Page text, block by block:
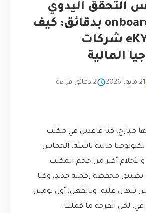
التحقق اليدوي
إلى onboarding بدقائق: كيف
أنقذت eKYC شركات
المالية
21 مايو، 2026 2 دقائق قراءة
مبارح. كنا قاعدين في مكتب
مالية ناشئة، الحماس
أكبر من حجم المكتب
تطبيق محفظة رقمية جديد، وكنا
تنهال عليه. وبالفعل، أول يومين
لكن الفرحة ما كملت.